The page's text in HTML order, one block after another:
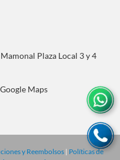
Plaza Local 3 y 4
Google Maps
y Reembolsos| Políticas de